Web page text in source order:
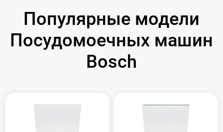
Популярные модели
Посудомоечных машин
Bosch